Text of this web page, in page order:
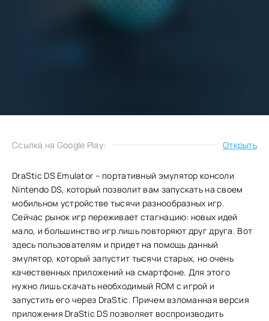
Ссылка на Google Play: Открыть
DraStic DS Emulator – портативный эмулятор консоли
Nintendo DS, который позволит вам запускать на своем
мобильном устройстве тысячи разнообразных игр.
Сейчас рынок игр переживает стагнацию: новых идей
мало, и большинство игр лишь повторяют друг друга. Вот
здесь пользователям и придет на помощь данный
эмулятор, который запустит тысячи старых, но очень
качественных приложений на смартфоне. Для этого
нужно лишь скачать необходимый ROM с игрой и
запустить его через DraStic. Причем взломанная версия
приложения DraStic DS позволяет воспроизводить